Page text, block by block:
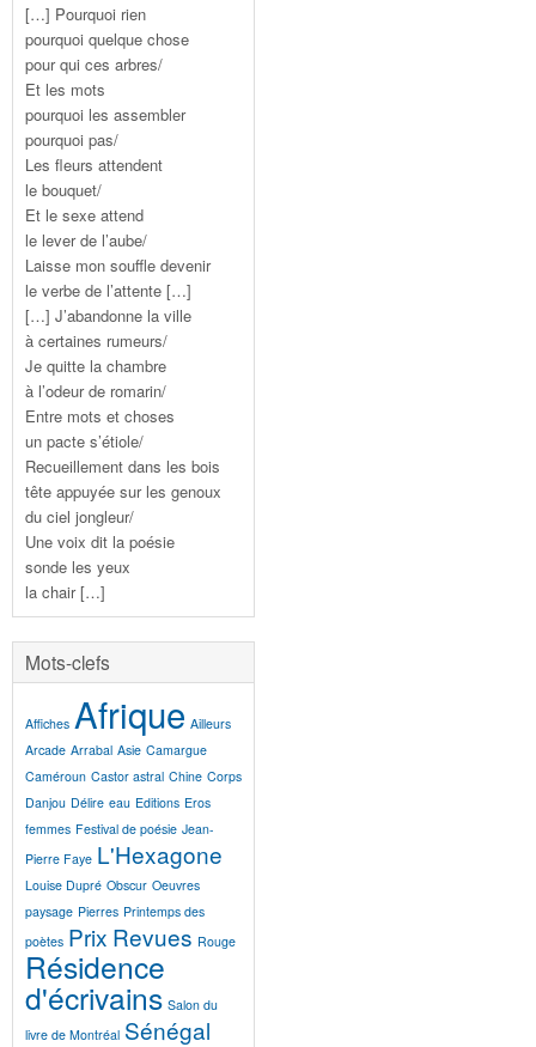
[…] Pourquoi rien
pourquoi quelque chose
pour qui ces arbres/
Et les mots
pourquoi les assembler
pourquoi pas/
Les fleurs attendent
le bouquet/
Et le sexe attend
le lever de l’aube/
Laisse mon souffle devenir
le verbe de l’attente […]
[…] J’abandonne la ville
à certaines rumeurs/
Je quitte la chambre
à l’odeur de romarin/
Entre mots et choses
un pacte s’étiole/
Recueillement dans les bois
tête appuyée sur les genoux
du ciel jongleur/
Une voix dit la poésie
sonde les yeux
la chair […]
Mots-clefs
Affiches Afrique Ailleurs
Arcade Arrabal Asie Camargue
Caméroun Castor astral Chine Corps
Danjou Délire eau Editions Eros
femmes Festival de poésie Jean-
Pierre Faye L'Hexagone
Louise Dupré Obscur Oeuvres
paysage Pierres Printemps des
poètes Prix Revues Rouge
Résidence
d'écrivains Salon du
livre de Montréal Sénégal